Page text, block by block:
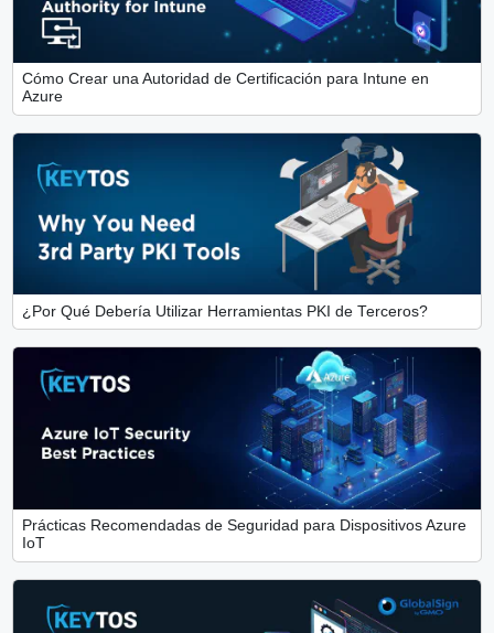
Cómo Crear una Autoridad de Certificación para Intune en
Azure
¿Por Qué Debería Utilizar Herramientas PKI de Terceros?
Prácticas Recomendadas de Seguridad para Dispositivos Azure
IoT